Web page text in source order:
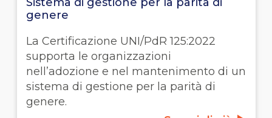
Sistema di gestione per la parità di
genere
La Certificazione UNI/PdR 125:2022
supporta le organizzazioni
nell’adozione e nel mantenimento di un
sistema di gestione per la parità di
genere.